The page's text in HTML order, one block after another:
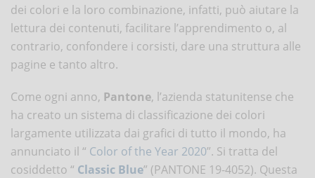
dei colori e la loro combinazione, infatti, può aiutare la
lettura dei contenuti, facilitare l’apprendimento o, al
contrario, confondere i corsisti, dare una struttura alle
pagine e tanto altro.
Come ogni anno, Pantone, l’azienda statunitense che
ha creato un sistema di classificazione dei colori
largamente utilizzata dai grafici di tutto il mondo, ha
annunciato il “ Color of the Year 2020”. Si tratta del
cosiddetto “ Classic Blue” (PANTONE 19-4052). Questa